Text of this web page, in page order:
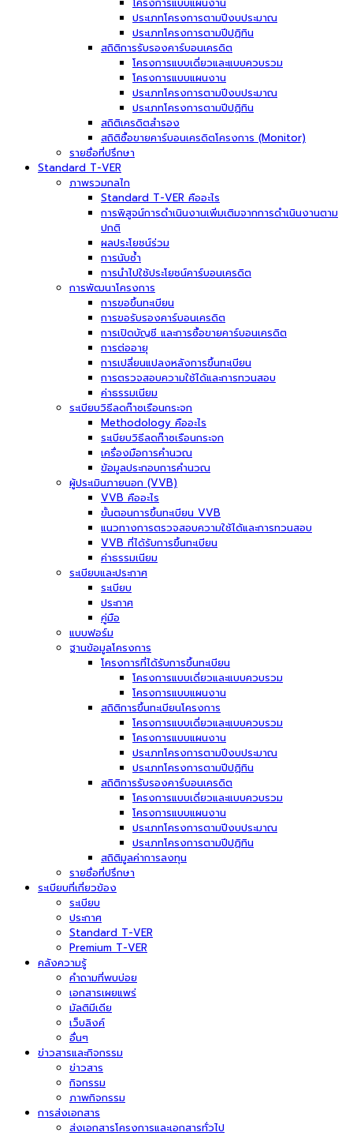
ประเภทโครงการตามปีงบประมาณ
ประเภทโครงการตามปีปฏิทิน
สถิติการรับรองคาร์บอนเครดิต
โครงการแบบเดี่ยวและแบบควบรวม
โครงการแบบแผนงาน
ประเภทโครงการตามปีงบประมาณ
ประเภทโครงการตามปีปฏิทิน
สถิติเครดิตสำรอง
สถิติซื้อขายคาร์บอนเครดิตโครงการ (Monitor)
รายชื่อที่ปรึกษา
Standard T-VER
ภาพรวมกลไก
Standard T-VER คืออะไร
การพิสูจน์การดำเนินงานเพิ่มเติมจากการดำเนินงานตาม
ปกติ
ผลประโยชน์ร่วม
การนับซ้ำ
การนำไปใช้ประโยชน์คาร์บอนเครดิต
การพัฒนาโครงการ
การขอขึ้นทะเบียน
การขอรับรองคาร์บอนเครดิต
การเปิดบัญชี และการซื้อขายคาร์บอนเครดิต
การต่ออายุ
การเปลี่ยนแปลงหลังการขึ้นทะเบียน
การตรวจสอบความใช้ได้และการทวนสอบ
ค่าธรรมเนียม
ระเบียบวิธีลดก๊าซเรือนกระจก
Methodology คืออะไร
ระเบียบวิธีลดก๊าซเรือนกระจก
เครื่องมือการคำนวณ
ข้อมูลประกอบการคำนวณ
ผู้ประเมินภายนอก (VVB)
VVB คืออะไร
ขั้นตอนการขึ้นทะเบียน VVB
แนวทางการตรวจสอบความใช้ได้และการทวนสอบ
VVB ที่ได้รับการขึ้นทะเบียน
ค่าธรรมเนียม
ระเบียบและประกาศ
ระเบียบ
ประกาศ
คู่มือ
แบบฟอร์ม
ฐานข้อมูลโครงการ
โครงการที่ได้รับการขึ้นทะเบียน
โครงการแบบเดี่ยวและแบบควบรวม
โครงการแบบแผนงาน
สถิติการขึ้นทะเบียนโครงการ
โครงการแบบเดี่ยวและแบบควบรวม
โครงการแบบแผนงาน
ประเภทโครงการตามปีงบประมาณ
ประเภทโครงการตามปีปฏิทิน
สถิติการรับรองคาร์บอนเครดิต
โครงการแบบเดี่ยวและแบบควบรวม
โครงการแบบแผนงาน
ประเภทโครงการตามปีงบประมาณ
ประเภทโครงการตามปีปฏิทิน
สถิติมูลค่าการลงทุน
รายชื่อที่ปรึกษา
ระเบียบที่เกี่ยวข้อง
ระเบียบ
ประกาศ
Standard T-VER
Premium T-VER
คลังความรู้
คำถามที่พบบ่อย
เอกสารเผยแพร่
มัลติมีเดีย
เว็บลิงค์
อื่นๆ
ข่าวสารและกิจกรรม
ข่าวสาร
กิจกรรม
ภาพกิจกรรม
การส่งเอกสาร
ส่งเอกสารโครงการและเอกสารทั่วไป